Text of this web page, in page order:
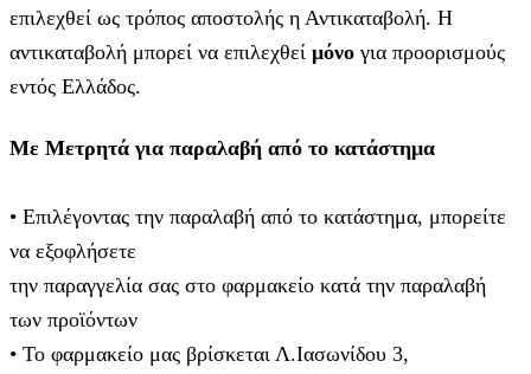
επιλεχθεί ως τρόπος αποστολής η Αντικαταβολή. Η
αντικαταβολή μπορεί να επιλεχθεί μόνο για προορισμούς
εντός Ελλάδος.
Με Μετρητά για παραλαβή από το κατάστημα
• Επιλέγοντας την παραλαβή από το κατάστημα, μπορείτε
να εξοφλήσετε
την παραγγελία σας στο φαρμακείο κατά την παραλαβή
των προϊόντων
• Το φαρμακείο μας βρίσκεται Λ.Ιασωνίδου 3,